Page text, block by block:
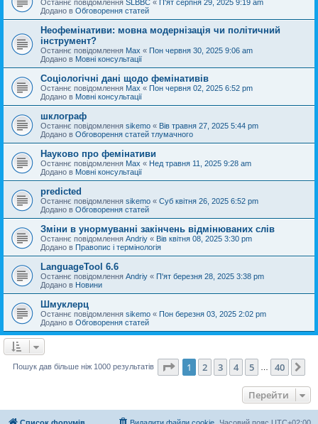
Останнє повідомлення SLBBC « П'ят серпня 29, 2025 9:19 am
Додано в Обговорення статей
Неофемінативи: мовна модернізація чи політичний
інструмент?
Останнє повідомлення Max « Пон червня 30, 2025 9:06 am
Додано в Мовні консультації
Соціологічні дані щодо фемінативів
Останнє повідомлення Max « Пон червня 02, 2025 6:52 pm
Додано в Мовні консультації
шклограф
Останнє повідомлення sikemo « Вів травня 27, 2025 5:44 pm
Додано в Обговорення статей тлумачного
Науково про фемінативи
Останнє повідомлення Max « Нед травня 11, 2025 9:28 am
Додано в Мовні консультації
predicted
Останнє повідомлення sikemo « Суб квітня 26, 2025 6:52 pm
Додано в Обговорення статей
Зміни в унормуванні закінчень відмінюваних слів
Останнє повідомлення Andriy « Вів квітня 08, 2025 3:30 pm
Додано в Правопис і термінологія
LanguageTool 6.6
Останнє повідомлення Andriy « П'ят березня 28, 2025 3:38 pm
Додано в Новини
Шмуклерц
Останнє повідомлення sikemo « Пон березня 03, 2025 2:02 pm
Додано в Обговорення статей
Пошук дав більше ніж 1000 результатів Сторінка 1 40
1 2 3 4 5 40
Перейти
Список форумів Часовий пояс UTC+02:00
Видалити файли cookie